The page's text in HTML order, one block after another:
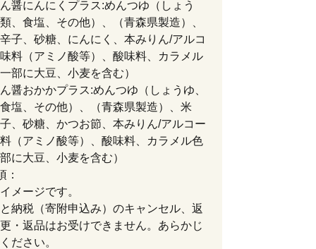
醤にんにくプラス:めんつゆ（しょう
、食塩、その他）、（青森県製造）、
子、砂糖、にんにく、本みりん/アルコ
料（アミノ酸等）、酸味料、カラメル
部に大豆、小麦を含む）
醤おかかプラス:めんつゆ（しょうゆ、
塩、その他）、（青森県製造）、米
、砂糖、かつお節、本みりん/アルコー
（アミノ酸等）、酸味料、カラメル色
に大豆、小麦を含む）
：
メージです。
納税（寄附申込み）のキャンセル、返
・返品はお受けできません。あらかじ
ださい。